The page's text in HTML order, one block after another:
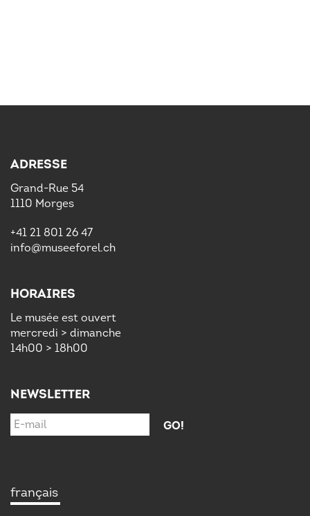
ADRESSE
Grand-Rue 54
1110 Morges
+41 21 801 26 47
info@museeforel.ch
HORAIRES
Le musée est ouvert
mercredi > dimanche
14h00 > 18h00
NEWSLETTER
français